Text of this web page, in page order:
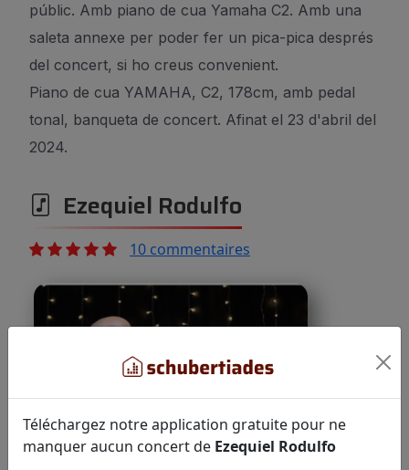
Téléchargez notre application gratuite pour ne
manquer aucun concert de Ezequiel Rodulfo
públic. Amb piano de cua Yamaha C2. Amb una
saleta annexe per poder fer un pica-pica després
del concert, si ho creus convenient.
Piano de cua YAMAHA, C2, 178cm, amb pedal
tonal, banqueta de concert. Afinat el 23 d'abril del
2024.
Ezequiel Rodulfo
10 commentaires